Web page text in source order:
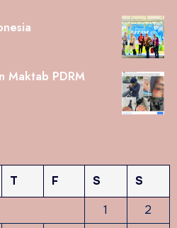
Maktab PDRM
T F S
S
1
2